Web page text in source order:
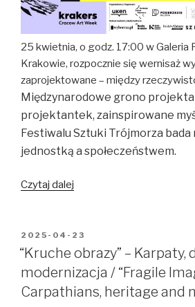
at
the
Potocki
Palace
Gallery
in
Krakow
25 kwietnia, o godz. 17:00 wGaleria
Krakowie, rozpocznie się wernisaż
zaprojektowane – między
Międzynarodowe grono
projektantek, zainspirowane
Festiwalu Sztuki Trójmorza bada
jednostką a społeczeństwem.
Czytaj dalej
wystawa
designu
/
“Designed
Communities”
OPUBLIKOWANE
W
2025-04-23
“Kruche obrazy” – Karpaty,
modernizacja / “Fragile
Carpathians, heritage and